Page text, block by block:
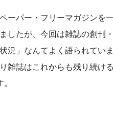
ーパー・フリーマガジンを
したが、今回は雑誌の創刊
況」なんてよく語られてい
雑誌はこれからも残り続け